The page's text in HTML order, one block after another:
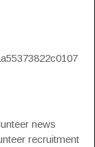
news
recruitment